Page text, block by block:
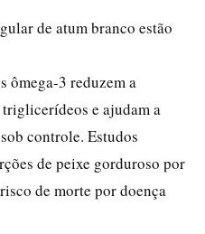
de atum branco estão
ômega-3 reduzem a
e ajudam a
controle. Estudos
de peixe gorduroso por
de morte por doença